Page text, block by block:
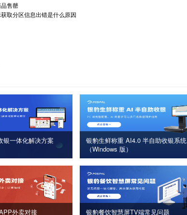
售罄
取分区信息出错是什么原因
银一体化解决方案
银豹生鲜称重 AI4.0 半自助收银系统
（Windows 版）
外卖对接 银豹餐饮智慧屏TV端常见问题